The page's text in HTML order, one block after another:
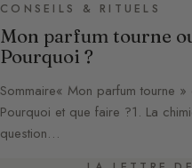
CONSEILS & RITUELS
Mon parfum tourne
Pourquoi ?
Sommaire« Mon parfum tourne
Pourquoi et que faire ?1. La
question…